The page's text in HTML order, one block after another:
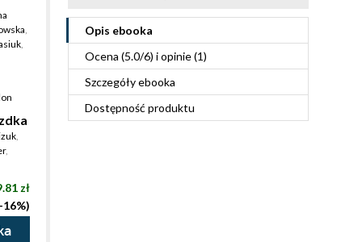
Opis ebooka
Ocena (5.0/6) i opinie (1)
Szczegółyebooka
Dostępność produktu
,
,
,
,
zł
16%)